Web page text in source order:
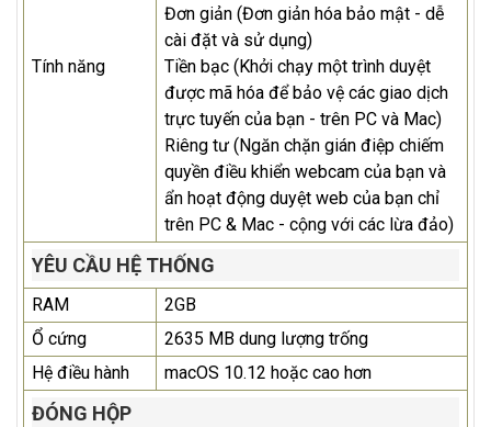
Tính năng
Đơn giản (Đơn giản hóa bảo mật - dễ
cài đặt và sử dụng)
Tiền bạc (Khởi chạy một trình duyệt
được mã hóa để bảo vệ các giao dịch
trực tuyến của bạn - trên PC và Mac)
Riêng tư (Ngăn chặn gián điệp chiếm
quyền điều khiển webcam của bạn và
ẩn hoạt động duyệt web của bạn chỉ
trên PC & Mac - cộng với các lừa đảo)
YÊU CẦU HỆ THỐNG
RAM
2GB
Ổ cứng
2635 MB dung lượng trống
Hệ điều hành
macOS 10.12 hoặc cao hơn
ĐÓNG HỘP